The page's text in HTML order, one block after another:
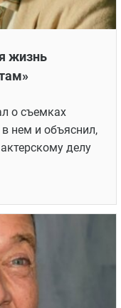
жизнь
о съемках
в нем и объяснил,
делу